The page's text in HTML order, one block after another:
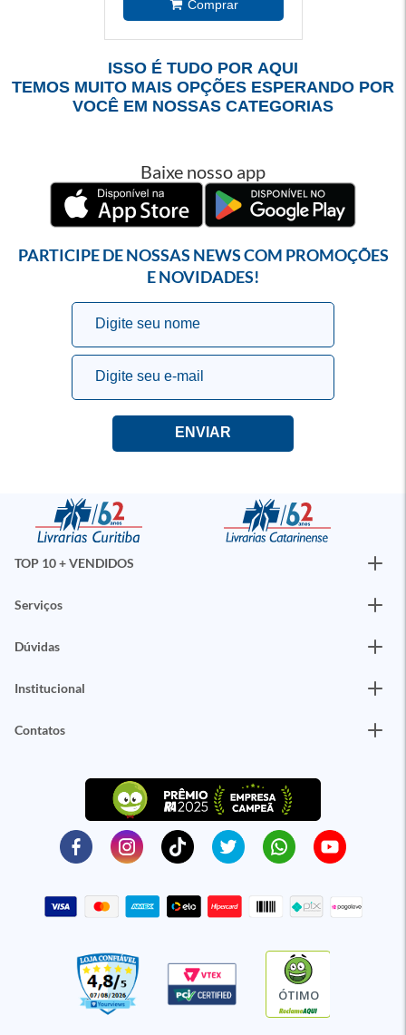
ISSO É TUDO POR AQUI
TEMOS MUITO MAIS OPÇÕES ESPERANDO POR
VOCÊ EM NOSSAS CATEGORIAS
Baixe nosso app
PARTICIPE DE NOSSAS NEWS COM PROMOÇÕES
E NOVIDADES!
TOP 10 + VENDIDOS
Serviços
Dúvidas
Institucional
Contatos
ÓTIMO